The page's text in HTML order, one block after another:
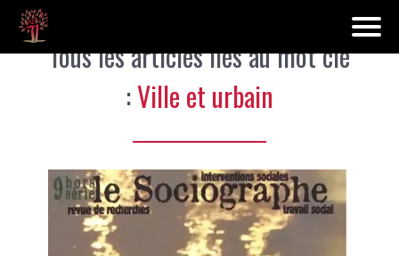
Tous les articles liés au mot clé
:Ville et urbain